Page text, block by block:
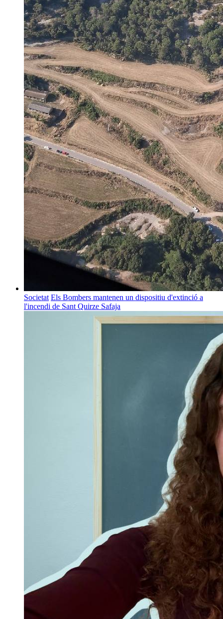
Societat Els Bombers mantenen un dispositiu d'extinció a
l'incendi de Sant Quirze Safaja